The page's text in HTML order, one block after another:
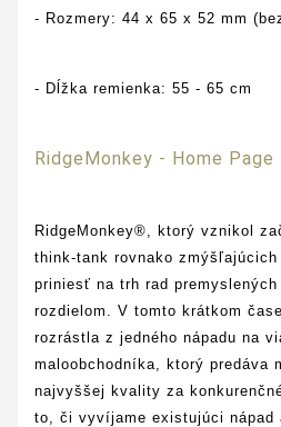
- Rozmery: 44 x 65 x 52 mm
- Dĺžka remienka: 55 - 65 cm
RidgeMonkey - Home Page
RidgeMonkey®, ktorý vznikol
think-tank rovnako
priniesť na trh rad
rozdielom. V tomto krátkom
rozrástla z jedného nápadu na
maloobchodníka, ktorý predáva
najvyššej kvality za
to, či vyvíjame existujúci nápad